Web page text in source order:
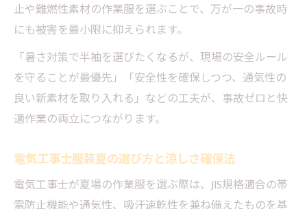
止や難燃性素材の作業服を選ぶことで、万が一の事故時
にも被害を最小限に抑えられます。
「暑さ対策で半袖を選びたくなるが、現場の安全ルール
を守ることが最優先」「安全性を確保しつつ、通気性の
良い新素材を取り入れる」などの工夫が、事故ゼロと快
適作業の両立につながります。
電気工事士服装夏の選び方と涼しさ確保法
電気工事士が夏場の作業服を選ぶ際は、JIS規格適合の帯